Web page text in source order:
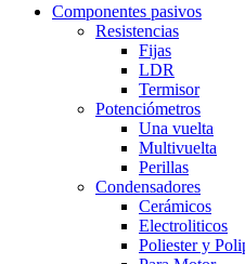
Componentes pasivos
Resistencias
Fijas
LDR
Termisor
Potenciómetros
Una vuelta
Multivuelta
Perillas
Condensadores
Cerámicos
Electroliticos
Poliester y